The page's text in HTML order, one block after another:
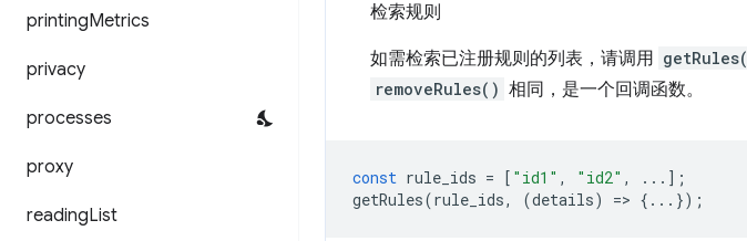
printingMetrics
privacy
processes
proxy
readingList
检索规则
如需检索已注册规则的列表，请调用
removeRules() 相同，是一个回调函数。
const rule_ids = [ "id1" , "id2" ,
...];
getRules(rule_ids, (details) => {...});